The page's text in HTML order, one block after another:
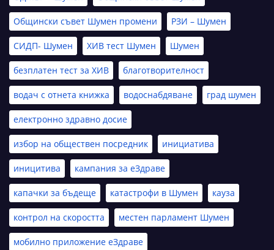
Общински съвет Шумен промени РЗИ – Шумен
СИДП- Шумен ХИВ тест Шумен Шумен
безплатен тест за ХИВ благотворителност
водач с отнета книжка водоснабдяване град шумен
електронно здравно досие
избор на обществен посредник инициатива
иницитива кампания за еЗдраве
капачки за бъдеще катастрофи в Шумен кауза
контрол на скоростта местен парламент Шумен
мобилно приложение еЗдраве